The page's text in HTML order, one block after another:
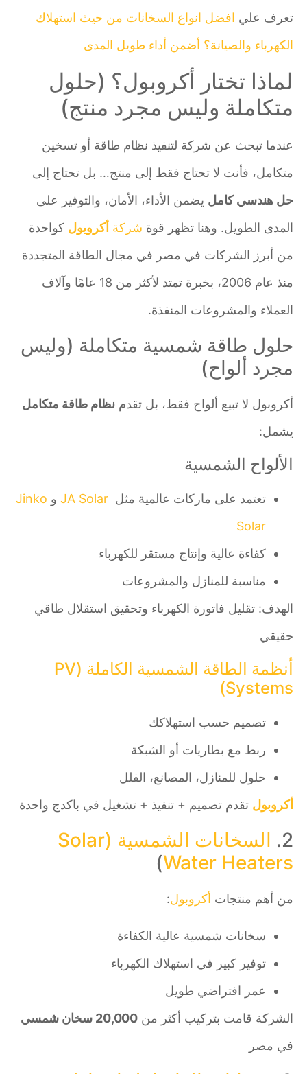
تعرف عليافضل انواع السخانات من حيث استهلاك
الكهرباء والصيانة؟ أضمن أداء طويل المدى
لماذا تختار أكروبول؟ (حلول
متكاملة وليس مجرد منتج)
عندما تبحث عن شركة لتنفيذ نظام طاقة أو تسخين
متكامل، فأنت لا تحتاج فقط إلى منتج… بل تحتاج إلى
حل هندسي كامليضمن الأداء، الأمان، والتوفير على
المدى الطويل. وهنا تظهر قوةشركةأكروبول كواحدة
من أبرز الشركات في مصر في مجال الطاقة المتجددة
منذ عام 2006، بخبرة تمتد لأكثر من 18 عامًا وآلاف
العملاء والمشروعات المنفذة.
حلول طاقة شمسية متكاملة (وليس
مجرد ألواح)
أكروبول لا تبيع ألواح فقط، بل تقدمنظام طاقة متكامل
يشمل:
الألواح الشمسية
تعتمد على ماركات عالمية مثلJA Solar و Jinko
Solar
كفاءة عالية وإنتاج مستقر للكهرباء
مناسبة للمنازل والمشروعات
الهدف: تقليل فاتورة الكهرباء وتحقيق استقلال طاقي
حقيقي
أنظمة الطاقة الشمسية الكاملة (PV
Systems)
تصميم حسب استهلاكك
ربط مع بطاريات أو الشبكة
حلول للمنازل، المصانع، الفلل
أكروبولتقدم تصميم + تنفيذ + تشغيل في باكدج واحدة
السخانات الشمسية (Solar
Water Heaters
)
من أهم منتجاتأكروبول:
سخانات شمسية عالية الكفاءة
توفير كبير في استهلاك الكهرباء
عمر افتراضي طويل
الشركة قامت بتركيب أكثر من20,000 سخان شمسي
في مصر